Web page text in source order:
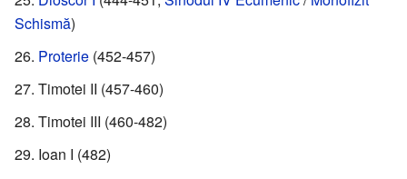
Schismă)
Proterie (452-457)
Timotei II (457-460)
Timotei III (460-482)
Ioan I (482)